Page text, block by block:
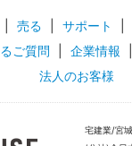
売る サポート
ご質問
企業情報
法人のお客様
宅建業/宮